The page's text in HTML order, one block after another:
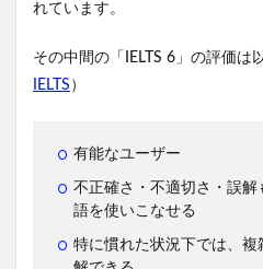
れています。
その中間の「IELTS 6」の評価は
IELTS ）
有能なユーザー
不正確さ・不適切さ・誤
語を使いこなせる
特に慣れた状況下では、